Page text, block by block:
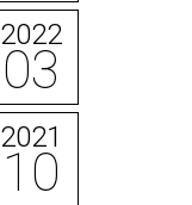
2022
03
2021
10